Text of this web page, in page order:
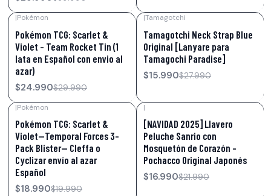
|Pokémon
Pokémon TCG: Scarlet &
Violet – Team Rocket Tin (1
lata en Español con envio al
azar)
$24.990$29.990
|Tamagotchi
Tamagotchi Neck Strap Blue
Original [Lanyare para
Tamagochi Paradise]
$15.990$27.990
|Pokémon
Pokémon TCG: Scarlet &
Violet—Temporal Forces 3-
Pack Blister— Cleffa o
Cyclizar envío al azar
Español
$18.990$19.990
|
[NAVIDAD 2025] Llavero
Peluche Sanrio con
Mosquetón de Corazón –
Pochacco Original Japonés
$16.990$21.990